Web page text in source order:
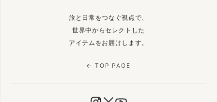
旅と日常をつなぐ視点で、
世界中からセレクトした
アイテムをお届けします。
← TOP PAGE